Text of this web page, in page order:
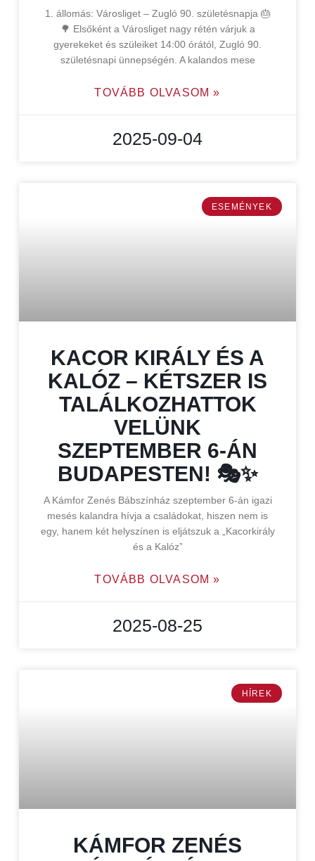
1. állomás: Városliget – Zugló 90. születésnapja 🎂
🌳 Elsőként a Városliget nagy rétén várjuk a
gyerekeket és szüleiket 14:00 órától, Zugló 90.
születésnapi ünnepségén. A kalandos mese
TOVÁBB OLVASOM »
2025-09-04
ESEMÉNYEK
KACOR KIRÁLY ÉS A
KALÓZ – KÉTSZER IS
TALÁLKOZHATTOK
VELÜNK
SZEPTEMBER 6-ÁN
BUDAPESTEN! 🎭✨
A Kámfor Zenés Bábszínház szeptember 6-án igazi
mesés kalandra hívja a családokat, hiszen nem is
egy, hanem két helyszínen is eljátszuk a „Kacorkirály
és a Kalóz”
TOVÁBB OLVASOM »
2025-08-25
HÍREK
KÁMFOR ZENÉS